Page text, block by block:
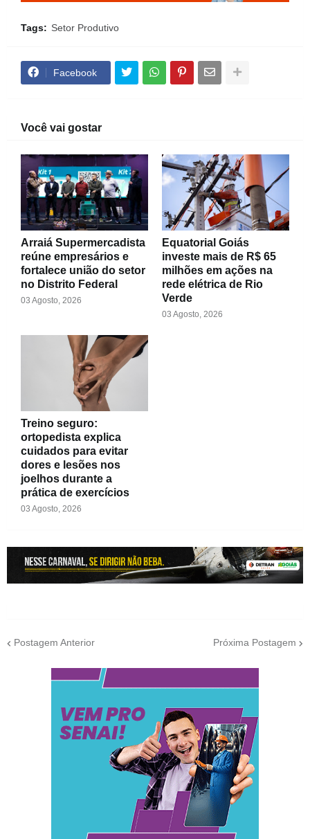
Tags: Setor Produtivo
Facebook
Você vai gostar
Arraiá Supermercadista
reúne empresários e
fortalece união do setor
no Distrito Federal
03 Agosto, 2026
Equatorial Goiás
investe mais de R$ 65
milhões em ações na
rede elétrica de Rio
Verde
03 Agosto, 2026
Treino seguro:
ortopedista explica
cuidados para evitar
dores e lesões nos
joelhos durante a
prática de exercícios
03 Agosto, 2026
Postagem Anterior Próxima Postagem